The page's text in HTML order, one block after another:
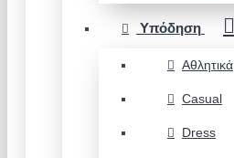
Υπόδηση
Αθλητικά
Casual
Dress